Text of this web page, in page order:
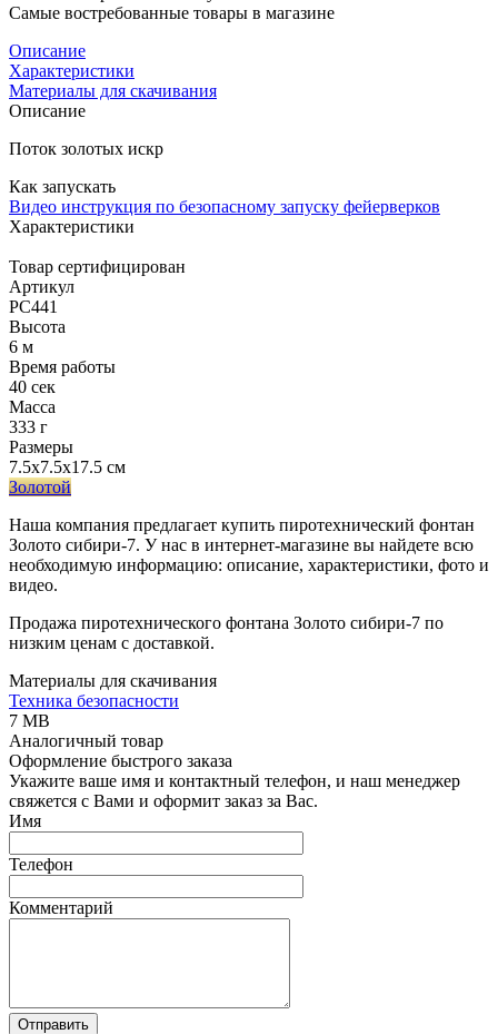
Самые востребованные товары в магазине
Описание
Характеристики
Материалы для скачивания
Описание
Поток золотых искр
Как запускать
Видео инструкция по безопасному запуску фейерверков
Характеристики
Товар сертифицирован
Артикул
РС441
Высота
6 м
Время работы
40 сек
Масса
333 г
Размеры
7.5x7.5x17.5 см
Золотой
Наша компания предлагает купить пиротехнический фонтан
Золото сибири-7. У нас в интернет-магазине вы найдете всю
необходимую информацию: описание, характеристики, фото и
видео.
Продажа пиротехнического фонтана Золото сибири-7 по
низким ценам с доставкой.
Материалы для скачивания
Техника безопасности
7 MB
Аналогичный товар
Оформление быстрого заказа
Укажите ваше имя и контактный телефон, и наш менеджер
свяжется с Вами и оформит заказ за Вас.
Имя
Телефон
Комментарий
Отправить